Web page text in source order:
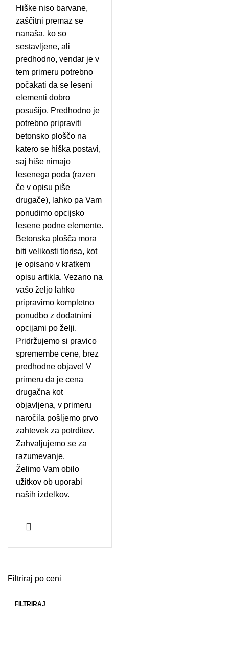
Filtriraj po ceni
Min cena
Max cena
FILTRIRAJ
Hiške niso barvane,
zaščitni premaz se
nanaša, ko so
sestavljene, ali
predhodno, vendar je v
tem primeru potrebno
počakati da se leseni
elementi dobro
posušijo. Predhodno je
potrebno pripraviti
betonsko ploščo na
katero se hiška postavi,
saj hiše nimajo
lesenega poda (razen
če v opisu piše
drugače), lahko pa Vam
ponudimo opcijsko
lesene podne elemente.
Betonska plošča mora
biti velikosti tlorisa, kot
je opisano v kratkem
opisu artikla. Vezano na
vašo željo lahko
pripravimo kompletno
ponudbo z dodatnimi
opcijami po želji.
Pridržujemo si pravico
spremembe cene, brez
predhodne objave! V
primeru da je cena
drugačna kot
objavljena, v primeru
naročila pošljemo prvo
zahtevek za potrditev.
Zahvaljujemo se za
razumevanje.
Želimo Vam obilo
užitkov ob uporabi
naših izdelkov.